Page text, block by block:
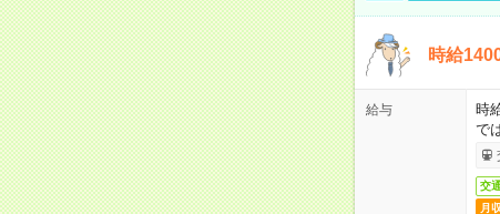
時給
給与
時
で
交
月